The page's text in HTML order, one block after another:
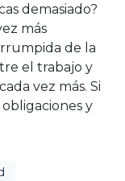
demasiado?
más
de la
el trabajo y
vez más. Si
y